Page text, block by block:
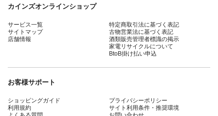
カインズオンラインショップ
サービス一覧
サイトマップ
店舗情報
特定商取引法に基づく表記
古物営業法に基づく表記
酒類販売管理者標識の掲示
家電リサイクルについて
BtoB掛け払い申込
お客様サポート
ショッピングガイド
利用規約
プライバシーポリシー
サイト利用条件・推奨環境